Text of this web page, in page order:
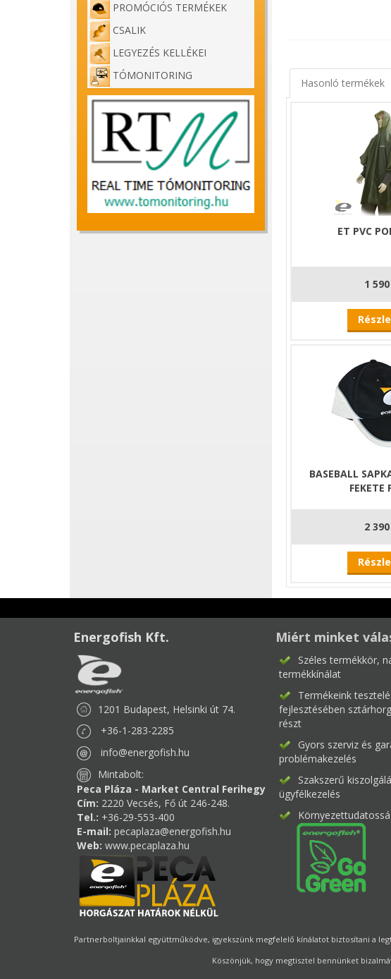
PROMÓCIÓS TERMÉKEK
CSALIK
LEGYEZÉS KELLÉKEI
TÓMONITORING
Hasonló termékek
ET PVC
1
BASEBALL
FEKETE
2
Energofish Kft.
1201 Budapest, Helsinki út 74.
+36-1-283-2285
info@energofish.hu
Mintabolt:
Peca Pláza - Market Central Ferihegy
Cím: 2220 Vecsés, Fő út 246-248.
Tel.: +36-29-553-400
E-mail: pecaplaza@energofish.hu
Web: www.pecaplaza.hu
Miért minket
Széles termékkör,
termékkínálat
Termékeink
fejlesztésében
részt
Gyors szerviz és
problémakezelés
Szakszerű
ügyfélkezelés
Partnerboltjainkkal együttműködve, igyekszünk megfelelő kínálatot biztosítani a
Köszönjük, hogy megtisztel bennünket